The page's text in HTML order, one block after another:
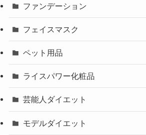
ファンデーション
フェイスマスク
ペット用品
ライスパワー化粧品
芸能人ダイエット
モデルダイエット